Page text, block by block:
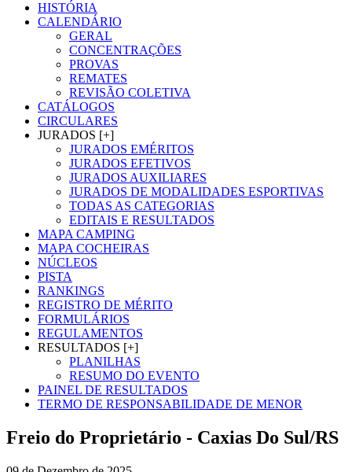
HISTÓRIA
CALENDÁRIO
GERAL
CONCENTRAÇÕES
PROVAS
REMATES
REVISÃO COLETIVA
CATÁLOGOS
CIRCULARES
JURADOS [+]
JURADOS EMÉRITOS
JURADOS EFETIVOS
JURADOS AUXILIARES
JURADOS DE MODALIDADES ESPORTIVAS
TODAS AS CATEGORIAS
EDITAIS E RESULTADOS
MAPA CAMPING
MAPA COCHEIRAS
NÚCLEOS
PISTA
RANKINGS
REGISTRO DE MÉRITO
FORMULÁRIOS
REGULAMENTOS
RESULTADOS [+]
PLANILHAS
RESUMO DO EVENTO
PAINEL DE RESULTADOS
TERMO DE RESPONSABILIDADE DE MENOR
Freio do Proprietário - Caxias Do Sul/RS